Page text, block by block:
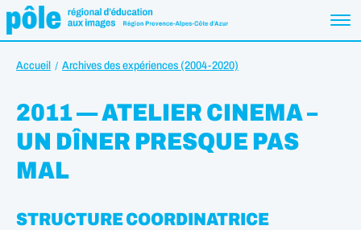
Accueil Archives des expériences (2004-2020)
2011 — ATELIER CINEMA –
UN DÎNER PRESQUE PAS
MAL
STRUCTURE COORDINATRICE